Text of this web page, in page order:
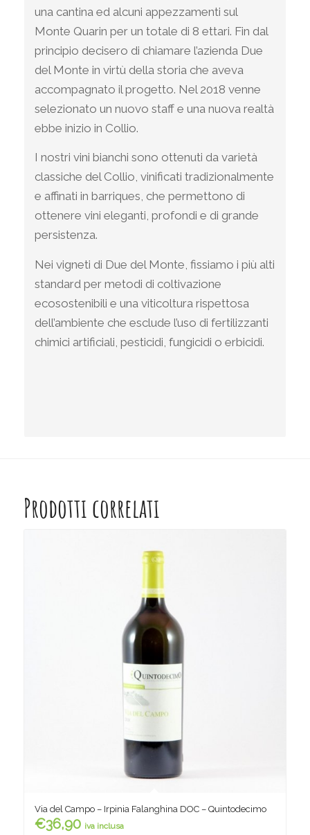
una cantina ed alcuni appezzamenti sul
Monte Quarin per un totale di 8 ettari. Fin dal
principio decisero di chiamare l’azienda Due
del Monte in virtù della storia che aveva
accompagnato il progetto. Nel 2018 venne
selezionato un nuovo staff e una nuova realtà
ebbe inizio in Collio.
I nostri vini bianchi sono ottenuti da varietà
classiche del Collio, vinificati tradizionalmente
e affinati in barriques, che permettono di
ottenere vini eleganti, profondi e di grande
persistenza.
Nei vigneti di Due del Monte, fissiamo i più alti
standard per metodi di coltivazione
ecosostenibili e una viticoltura rispettosa
dell’ambiente che esclude l’uso di fertilizzanti
chimici artificiali, pesticidi, fungicidi o erbicidi.
Prodotti correlati
Via del Campo – Irpinia Falanghina DOC – Quintodecimo
€36,90 iva inclusa